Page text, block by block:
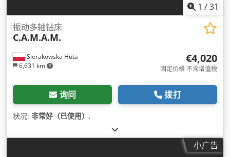
1 /31
Sierakowska Huta
6,631 km
振动多轴钻床
C.A.M.A.M.
€4,020
固定价格 不含增值税
询问 拨打
状况: 非常好（已使用） ,
小广告